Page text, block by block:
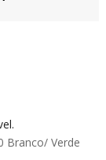
Branco/ Verde